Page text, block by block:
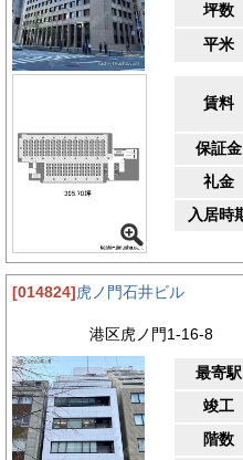
坪数
平米
賃料
保証金
礼金
入居時
[014824]虎ノ門石井ビル
港区虎ノ門1-16-8
最寄駅
竣工
階数